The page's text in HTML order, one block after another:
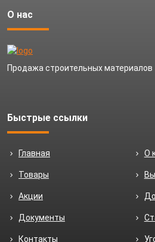
О нас
Продажа строительных материалов
Быстрые ссылки
Главная О
Товары
Акции
Документы
Контакты